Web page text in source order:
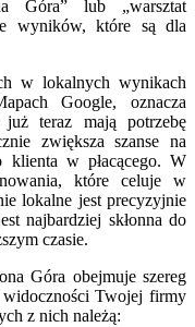
Góra” lub „warsztat
wyników, które są dla
w lokalnych wynikach
Google, oznacza
teraz mają potrzebę
zwiększa szanse na
klienta w płacącego. W
które celuje w
lokalne jest precyzyjnie
najbardziej skłonna do
czasie.
Góra obejmuje szereg
widoczności Twojej firmy
z nich należą: